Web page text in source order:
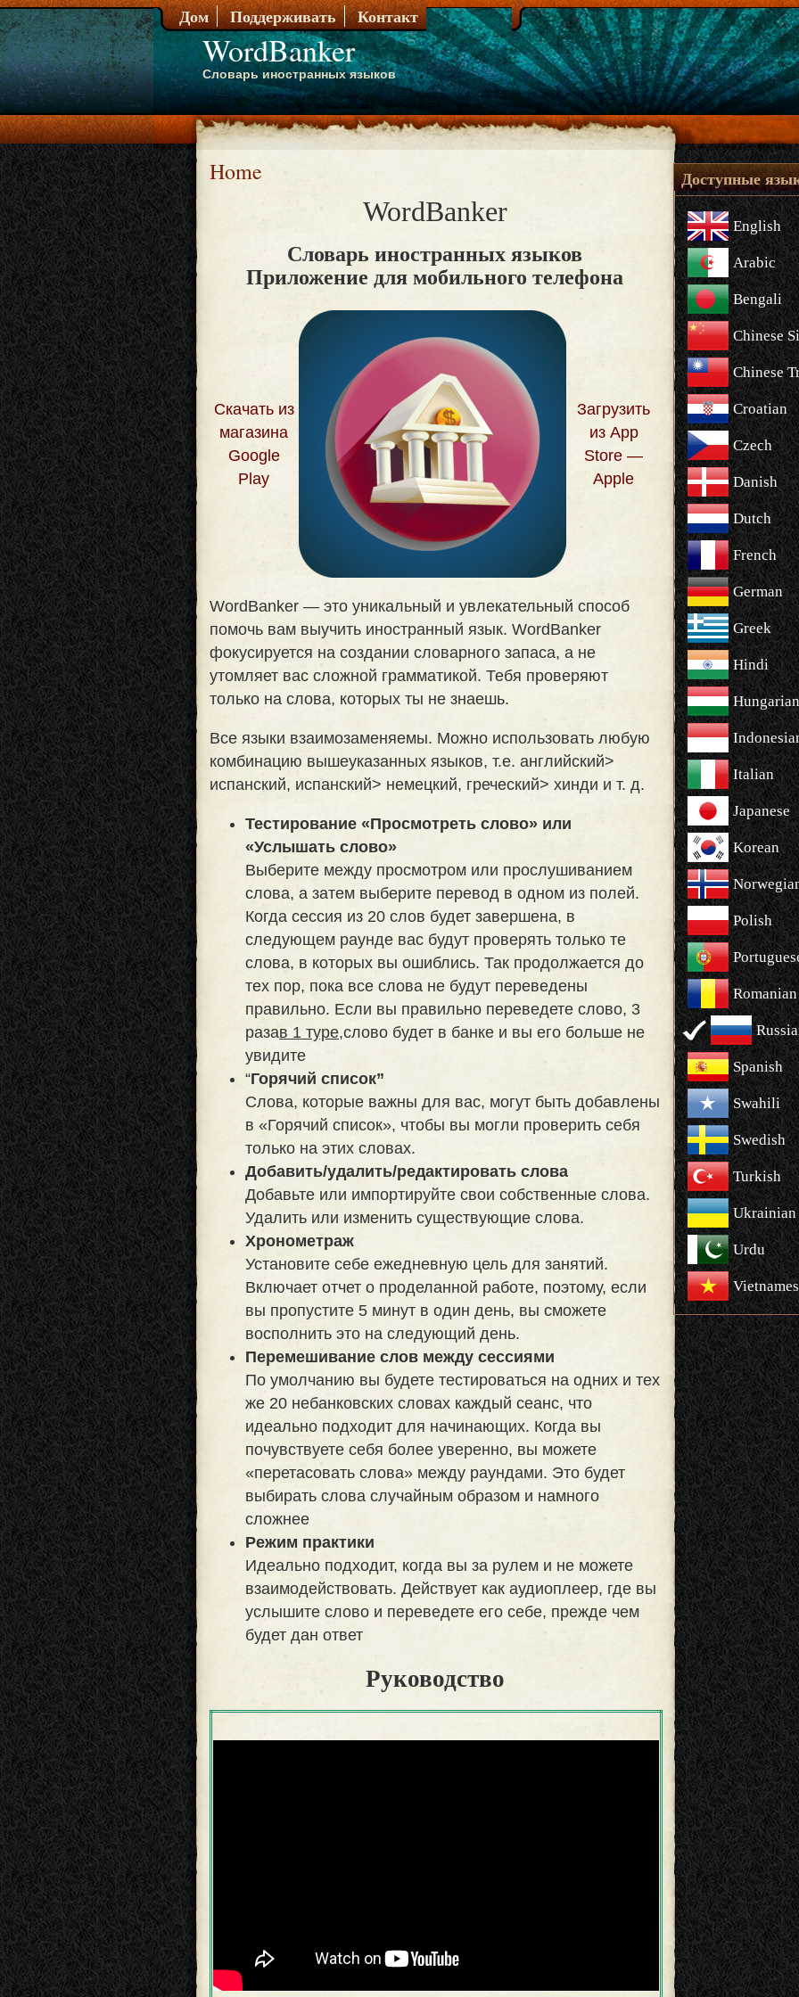
WordBanker
Словарь иностранных языков
Дом Поддерживать Контакт
Home
WordBanker
Словарь иностранных языков
Приложение для мобильного телефона
Скачать из
магазина
Google
Play
Загрузить
из App
Store —
Apple
WordBanker — это уникальный и увлекательный способ
помочь вам выучить иностранный язык. WordBanker
фокусируется на создании словарного запаса, а не
утомляет вас сложной грамматикой. Тебя проверяют
только на слова, которых ты не знаешь.
Все языки взаимозаменяемы. Можно использовать любую
комбинацию вышеуказанных языков, т.е. английский>
испанский, испанский> немецкий, греческий> хинди и т. д.
Тестирование «Просмотреть слово» или
«Услышать слово»
Выберите между просмотром или прослушиванием
слова, а затем выберите перевод в одном из полей.
Когда сессия из 20 слов будет завершена, в
следующем раунде вас будут проверять только те
слова, в которых вы ошиблись. Так продолжается до
тех пор, пока все слова не будут переведены
правильно. Если вы правильно переведете слово, 3
разав 1 туре,слово будет в банке и вы его больше не
увидите
“Горячий список”
Слова, которые важны для вас, могут быть добавлены
в «Горячий список», чтобы вы могли проверить себя
только на этих словах.
Добавить/удалить/редактировать слова
Добавьте или импортируйте свои собственные слова.
Удалить или изменить существующие слова.
Хронометраж
Установите себе ежедневную цель для занятий.
Включает отчет о проделанной работе, поэтому, если
вы пропустите 5 минут в один день, вы сможете
восполнить это на следующий день.
Перемешивание слов между сессиями
По умолчанию вы будете тестироваться на одних и тех
же 20 небанковских словах каждый сеанс, что
идеально подходит для начинающих. Когда вы
почувствуете себя более уверенно, вы можете
«перетасовать слова» между раундами. Это будет
выбирать слова случайным образом и намного
сложнее
Режим практики
Идеально подходит, когда вы за рулем и не можете
взаимодействовать. Действует как аудиоплеер, где вы
услышите слово и переведете его себе, прежде чем
будет дан ответ
Руководство
Доступные
English
Arabic
Bengali
Chinese
Chinese
Croatian
Czech
Danish
Dutch
French
German
Greek
Hindi
Hungarian
Italian
Japanese
Korean
Polish
Romanian
Spanish
Swahili
Swedish
Turkish
Ukrainian
Urdu